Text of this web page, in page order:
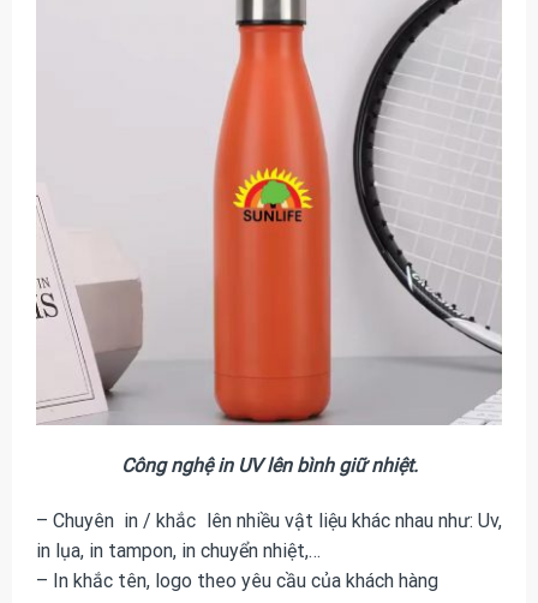
Công nghệ in UV lên bình giữ nhiệt.
– Chuyên in / khắc lên nhiều vật liệu khác nhau như: Uv,
in lụa, in tampon, in chuyển nhiệt,…
– In khắc tên, logo theo yêu cầu của khách hàng